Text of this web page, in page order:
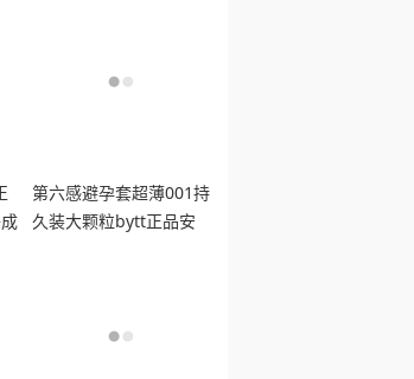
第六感避孕套超薄001持
久装大颗粒bytt正品安